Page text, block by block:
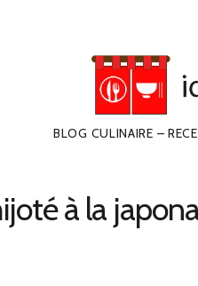
BLOG CULINAIRE –
à la